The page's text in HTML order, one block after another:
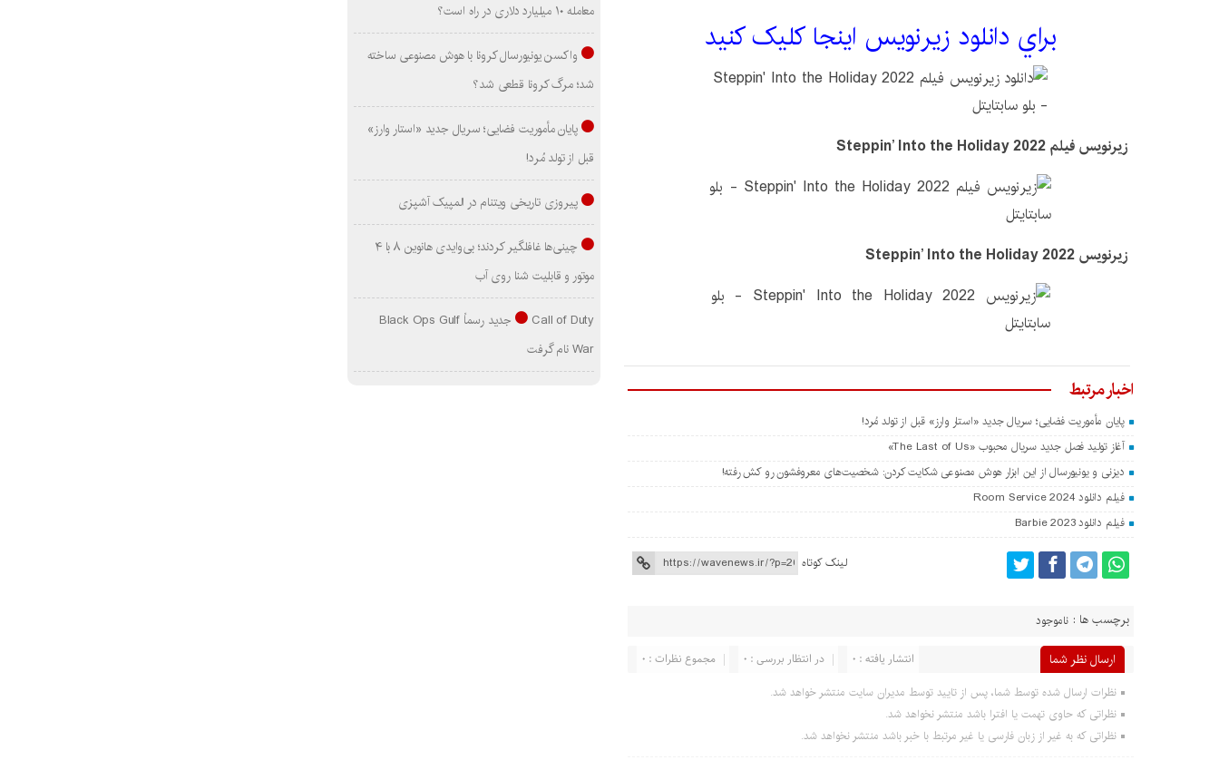
براي دانلود زيرنويس اينجا کليک کنيد
زیرنویس فیلم Steppin’ Into the Holiday 2022
زیرنویس Steppin’ Into the Holiday 2022
اخبار مرتبط
پایان مأموریت فضایی؛ سریال جدید «استار وارز» قبل از تولد مُرد!
آغاز تولید فصل جدید سریال محبوب «The Last of Us»
دیزنی و یونیورسال از این ابزار هوش مصنوعی شکایت کردن: شخصیت‌های معروفشون رو کش رفته!
فیلم دانلود Room Service 2024
فیلم دانلود Barbie 2023
لینک کوتاه
برچسب ها : ناموجود
ارسال نظر شما مجموع نظرات : 0 در انتظار بررسی : 0 انتشار یافته : 0
نظرات ارسال شده توسط شما، پس از تایید توسط مدیران سایت منتشر خواهد شد.
نظراتی که حاوی تهمت یا افترا باشد منتشر نخواهد شد.
نظراتی که به غیر از زبان فارسی یا غیر مرتبط با خبر باشد منتشر نخواهد شد.
معامله ۱۰ میلیارد دلاری در راه است؟
واکسن یونیورسال کرونا با هوش مصنوعی ساخته
شد؛ مرگ کرونا قطعی شد؟
پایان مأموریت فضایی؛ سریال جدید «استار وارز»
قبل از تولد مُرد!
پیروزی تاریخی ویتنام در المپیک آشپزی
چینی‌ها غافلگیر کردند؛ بی‌وایدی هانوین ۸ با ۴
موتور و قابلیت شنا روی آب
Call of Duty جدید رسماً Black Ops Gulf
War نام گرفت